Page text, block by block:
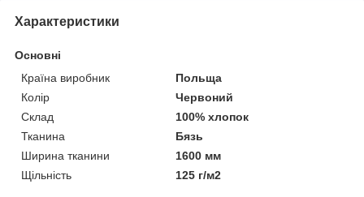
Характеристики
Основні
Країна виробник
Польща
Колір
Червоний
Склад
100% хлопок
Тканина
Бязь
Ширина тканини
1600 мм
Щільність
125 г/м2